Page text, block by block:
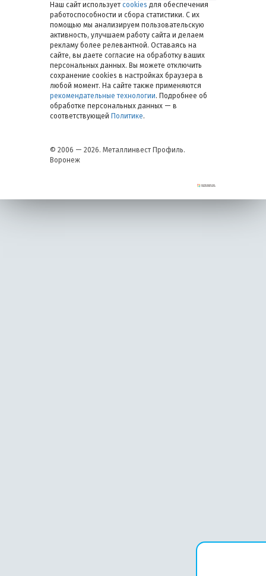
Наш сайт использует cookies для обеспечения
работоспособности и сбора статистики. С их
помощью мы анализируем пользовательскую
активность, улучшаем работу сайта и делаем
рекламу более релевантной. Оставаясь на
сайте, вы даете согласие на обработку ваших
персональных данных. Вы можете отключить
сохранение cookies в настройках браузера в
любой момент. На сайте также применяются
рекомендательные технологии. Подробнее об
обработке персональных данных — в
соответствующей Политике.
© 2006 — 2026. Металлинвест Профиль.
Воронеж